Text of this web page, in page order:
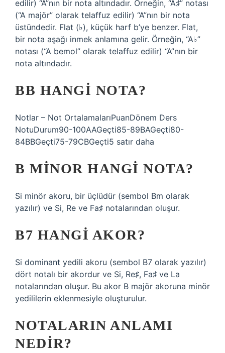
edilir) “A”nın bir nota altındadır. Örneğin, “A♯” notası
(“A majör” olarak telaffuz edilir) “A”nın bir nota
üstündedir. Flat (♭), küçük harf b’ye benzer. Flat,
bir nota aşağı inmek anlamına gelir. Örneğin, “A♭”
notası (“A bemol” olarak telaffuz edilir) “A”nın bir
nota altındadır.
BB HANGI NOTA?
Notlar – Not OrtalamalarıPuanDönem Ders
NotuDurum90-100AAGeçti85-89BAGeçti80-
84BBGeçti75-79CBGeçti5 satır daha
B MINOR HANGI NOTA?
Si minör akoru, bir üçlüdür (sembol Bm olarak
yazılır) ve Si, Re ve Fa♯ notalarından oluşur.
B7 HANGI AKOR?
Si dominant yedili akoru (sembol B7 olarak yazılır)
dört notalı bir akordur ve Si, Re♯, Fa♯ ve La
notalarından oluşur. Bu akor B majör akoruna minör
yedililerin eklenmesiyle oluşturulur.
NOTALARIN ANLAMI
NEDIR?